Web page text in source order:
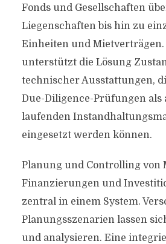
Fonds und Gesellschaften
Liegenschaften bis hin zu
Einheiten und
unterstützt die Lösung
technischer Ausstattungen,
Due-Diligence-Prüfungen als
laufenden
eingesetzt werden können.
Planung und Controlling von
Finanzierungen und
zentral in einem System.
Planungsszenarien lassen
und analysieren. Eine